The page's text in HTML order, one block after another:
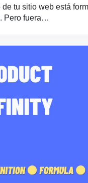
de tu sitio web está
Pero fuera…